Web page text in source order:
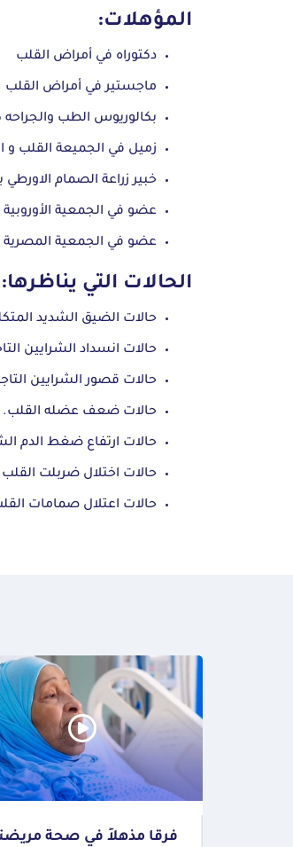
المؤهلات:
دكتوراه في أمراض القلب
ماجستير في أمراض القلب
بكالوريوس الطب
زميل في الجميعة القلب و
خبير زراعة الصمام
عضو في الجمعية
عضو في الجمعية المصرية
الحالات التي يناظرها:
حالات الضيق الشديد
حالات انسداد الشرايين
حالات قصور الشرايين
حالات ضعف عضله القلب.
حالات ارتفاع ضغط الدم
حالات اختلال ضربلت
حالات اعتلال صمامات
فرقًا مذهلاً في صحة